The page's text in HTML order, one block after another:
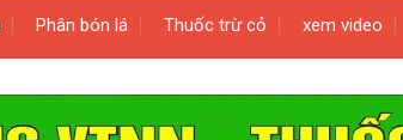
Phân bón lá Thuốc trừ cỏ xem video